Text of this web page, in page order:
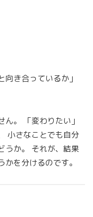
向き合っているか」
。 「変わりたい」
小さなことでも自分
うか。 それが、結果
を分けるのです。